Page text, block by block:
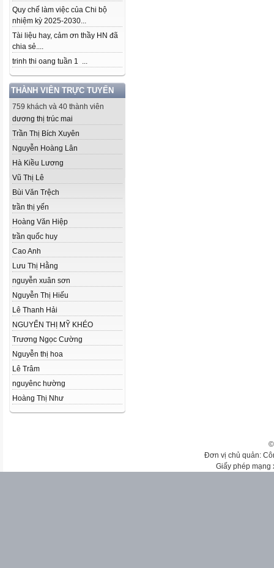
Quy chế làm việc của Chi bộ
nhiệm kỳ 2025-2030...
Tài liệu hay, cảm ơn thầy HN đã
chia sẻ....
trinh thi oang tuần 1 ...
THÀNH VIÊN TRỰC TUYẾN
759 khách và 40 thành viên
dương thị trúc mai
Trần Thị Bích Xuyên
Nguyễn Hoàng Lân
Hà Kiều Lương
Vũ Thị Lê
Bùi Văn Trệch
trần thị yến
Hoàng Văn Hiệp
trần quốc huy
Cao Anh
Lưu Thị Hằng
nguyễn xuân sơn
Nguyễn Thị Hiếu
Lê Thanh Hải
NGUYỂN THỊ MỸ KHÉO
Trương Ngọc Cường
Nguyễn thị hoa
Lê Trâm
nguyênc hường
Hoàng Thị Như
Đơn vị chủ quản:
Giấy phép mạng